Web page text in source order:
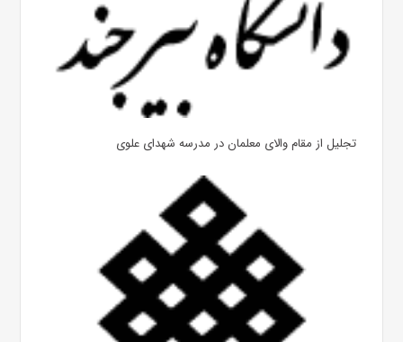
تجلیل از مقام والای معلمان در مدرسه شهدای علوی